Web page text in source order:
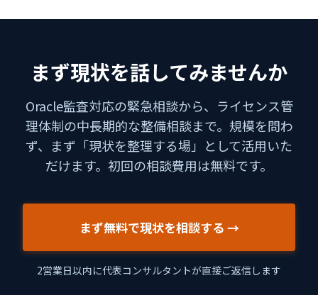
まず現状を話してみませんか
Oracle監査対応の緊急相談から、ライセンス管
理体制の中長期的な整備相談まで。規模を問わ
ず、まず「現状を整理する場」として活用いた
だけます。初回の相談費用は無料です。
まず無料で現状を相談する →
2営業日以内に代表コンサルタントが直接ご返信します